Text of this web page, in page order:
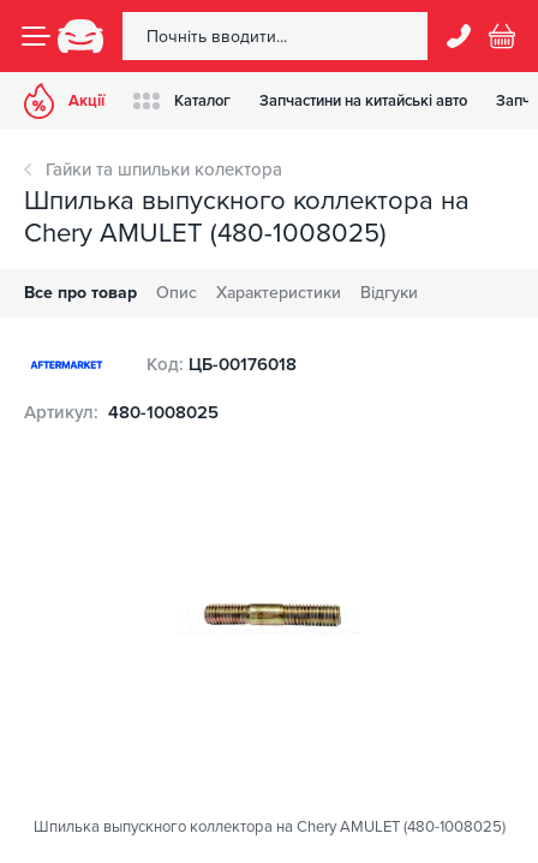
Акції Каталог Запчастини на китайські авто
Гайки та шпильки колектора
Шпилька выпускного коллектора на
Chery AMULET (480-1008025)
Все про товар Опис Характеристики Відгуки
Код: ЦБ-00176018
Артикул: 480-1008025
Шпилька выпускного коллектора на Chery AMULET (480-1008025)